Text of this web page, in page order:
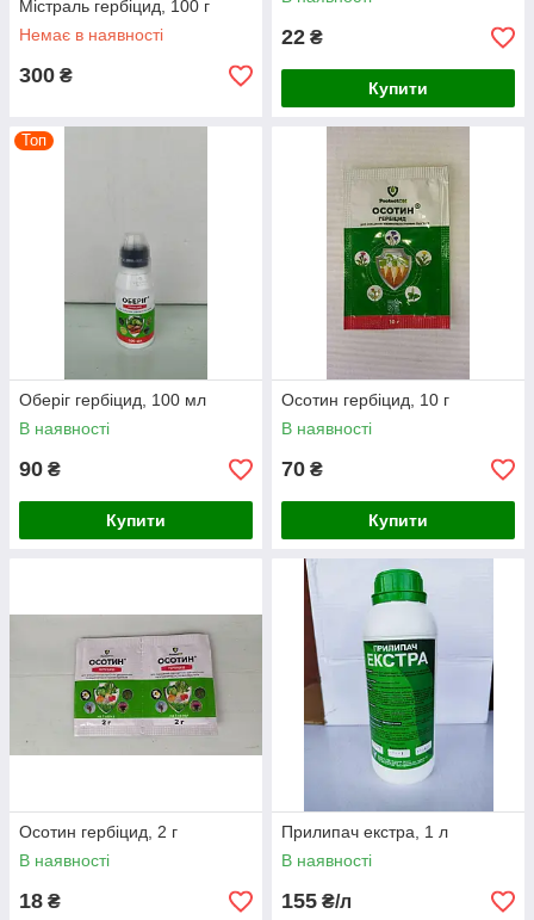
Містраль гербіцид, 100 г
Немає в наявності
300 ₴
22 ₴
Купити
Топ
Оберіг гербіцид, 100 мл
В наявності
90 ₴
Купити
Осотин гербіцид, 10 г
В наявності
70 ₴
Купити
Осотин гербіцид, 2 г
В наявності
18 ₴
Прилипач екстра, 1 л
В наявності
155 ₴/л